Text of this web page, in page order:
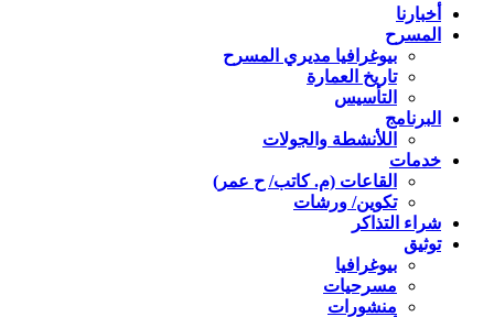
أخبارنا
المسرح
بيوغرافيا مديري المسرح
تاريخ العمارة
التأسيس
البرنامج
اللأنشطة والجولات
خدمات
القاعات (م. كاتب/ ح عمر)
تكوين/ ورشات
شراء التذاكر
توثيق
بيوغرافيا
مسرحيات
منشورات